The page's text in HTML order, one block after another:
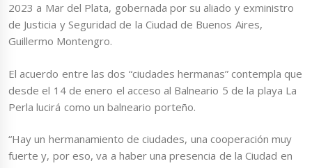
2023 a Mar del Plata, gobernada por su aliado y exministro
de Justicia y Seguridad de la Ciudad de Buenos Aires,
Guillermo Montengro.
El acuerdo entre las dos “ciudades hermanas” contempla que
desde el 14 de enero el acceso al Balneario 5 de la playa La
Perla lucirá como un balneario porteño.
“Hay un hermanamiento de ciudades, una cooperación muy
fuerte y, por eso, va a haber una presencia de la Ciudad en